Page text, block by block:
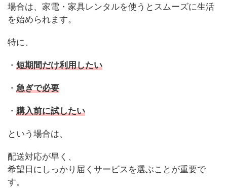
場合は、家電・家具レンタルを使うとスムーズに生活
を始められます。
特に、
・ 短期間だけ利用したい
・ 急ぎで必要
・ 購入前に試したい
という場合は、
配送対応が早く、
希望日にしっかり届くサービスを選ぶことが重要で
す。